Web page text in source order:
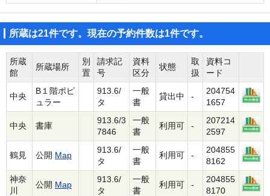
所蔵は21件です。現在の予約件数は1件です。
所蔵
館
所蔵場所
別
置
請求記
号
資料
区分
状態
取
扱
資料コ
ード
中央
B１階ポピ
ュラー
913.6/
タ
一般
書
貸出中 -
204754
1657
中央 書庫
913.6/3
7846
一般
書
利用可 -
207214
2597
鶴見 公開 Map
913.6/
タ
一般
書
利用可 -
204855
8162
神奈
川
公開 Map
913.6/
タ
一般
書
利用可 -
204855
8170